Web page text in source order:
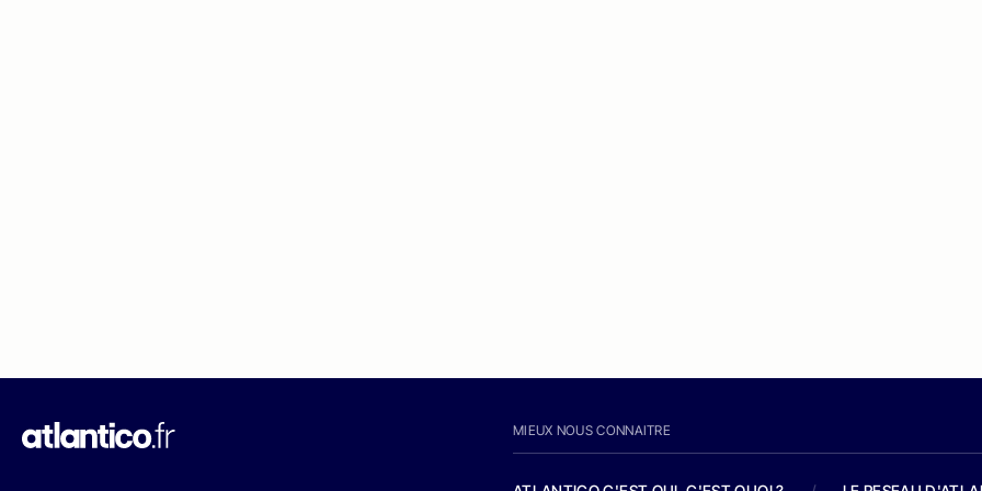
MIEUX NOUS CONNAITRE